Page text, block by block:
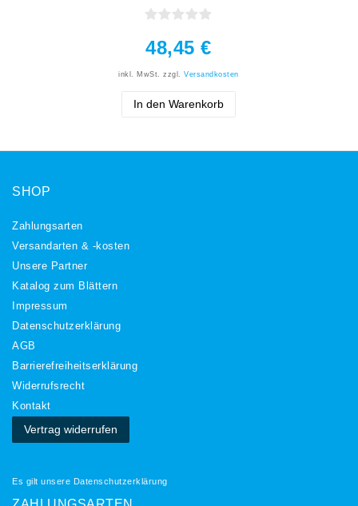
48,45 €
inkl. MwSt. zzgl.Versandkosten
In den Warenkorb
SHOP
Zahlungsarten
Versandarten & -kosten
Unsere Partner
Katalog zum Blättern
Impressum
Daten­schutz­erklärung
AGB
Barrierefreiheitserklärung
Widerrufs­recht
Kontakt
Vertrag widerrufen
Es gilt unsere Datenschutzerklärung